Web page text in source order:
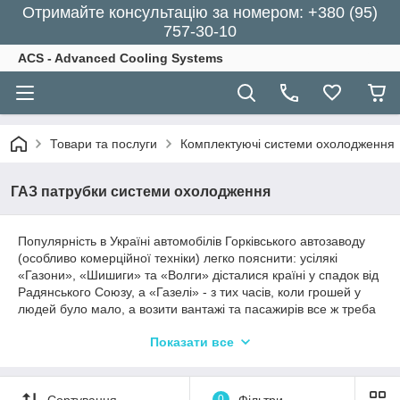
Отримайте консультацію за номером: +380 (95)
757-30-10
ACS - Advanced Cooling Systems
Товари та послуги Комплектуючі системи охолодження
ГАЗ патрубки системи охолодження
Популярність в Україні автомобілів Горківського автозаводу
(особливо комерційної техніки) легко пояснити: усілякі
«Газони», «Шишиги» та «Волги» дісталися країні у спадок від
Радянського Союзу, а «Газелі» - з тих часів, коли грошей у
людей було мало, а возити вантажі та пасажирів все ж треба
«Тигри», яких за кілька місяців в Україні стало чимало.
Показати все